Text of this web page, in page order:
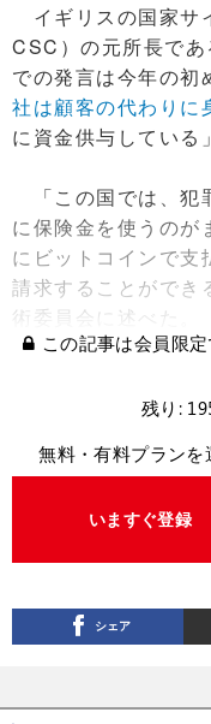
イギリスの国家サ
CSC）の元所長で
での発言は今年の初
社は顧客の代わりに
に資金供与している
「この国では、犯
に保険金を使うのが
にビットコインで支
請求することができ
術委員会に述べた。
この記事は会員限
残り:
無料・有料プランを
いますぐ登録
シェア